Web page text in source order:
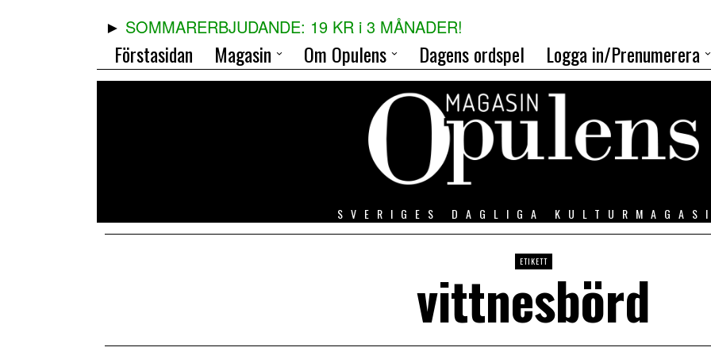
SOMMARERBJUDANDE: 19 KR i 3 MÅNADER!
Förstasidan Magasin Om Opulens Dagens ordspel Logga in/Prenumerera
SVERIGES DAGLIGA
ETIKETT
vittnesbörd